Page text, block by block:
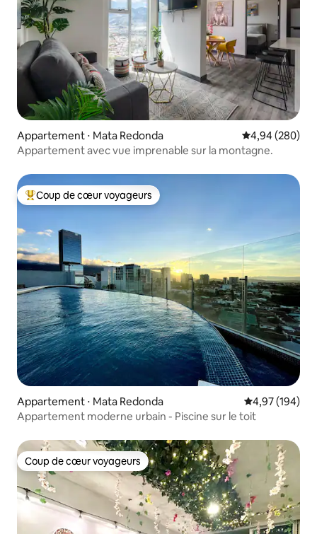
Appartement ⋅ Mata Redonda Évaluation
4,94 (280)
Appartement avec vue imprenable sur la montagne.
Coups de cœur voyageurs les plus appréciés
Coup de cœur voyageurs
Appartement ⋅ Mata Redonda Évaluation
4,97 (194)
Appartement moderne urbain - Piscine sur le toit
Coup de cœur voyageurs
Coup de cœur voyageurs